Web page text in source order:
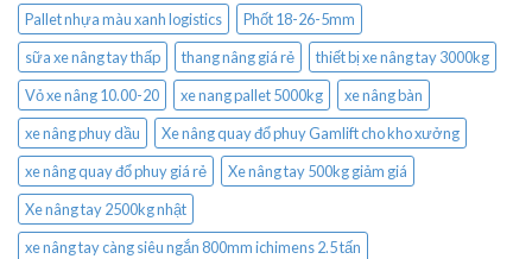
Pallet nhựa màu xanh logistics
Phốt 18-26-5mm
sữa xe nâng tay thấp
thang nâng giá rẻ
thiết bị xe nâng tay 3000kg
Vỏ xe nâng 10.00-20
xe nang pallet 5000kg
xe nâng bàn
xe nâng phuy dầu
Xe nâng quay đổ phuy Gamlift cho kho xưởng
xe nâng quay đổ phuy giá rẻ
Xe nâng tay 500kg giảm giá
Xe nâng tay 2500kg nhật
xe nâng tay càng siêu ngắn 800mm ichimens 2.5 tấn